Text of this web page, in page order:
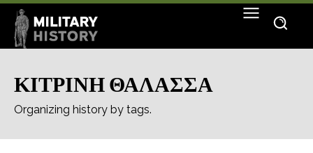
ΚΙΤΡΙΝΗ ΘΑΛΑΣΣΑ
Organizing history by tags.